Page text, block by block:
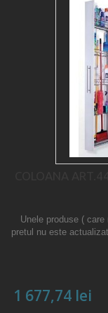
Unele produse (
pretul nu este
1 677,74 lei